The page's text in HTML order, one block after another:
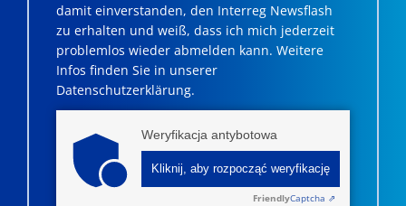
damit einverstanden, den Interreg Newsflash
zu erhalten und weiß, dass ich mich jederzeit
problemlos wieder abmelden kann. Weitere
Infos finden Sie in unserer
Datenschutzerklärung.
Weryfikacja antybotowa
Kliknij, aby rozpocząć weryfikację
FriendlyCaptcha ⇗